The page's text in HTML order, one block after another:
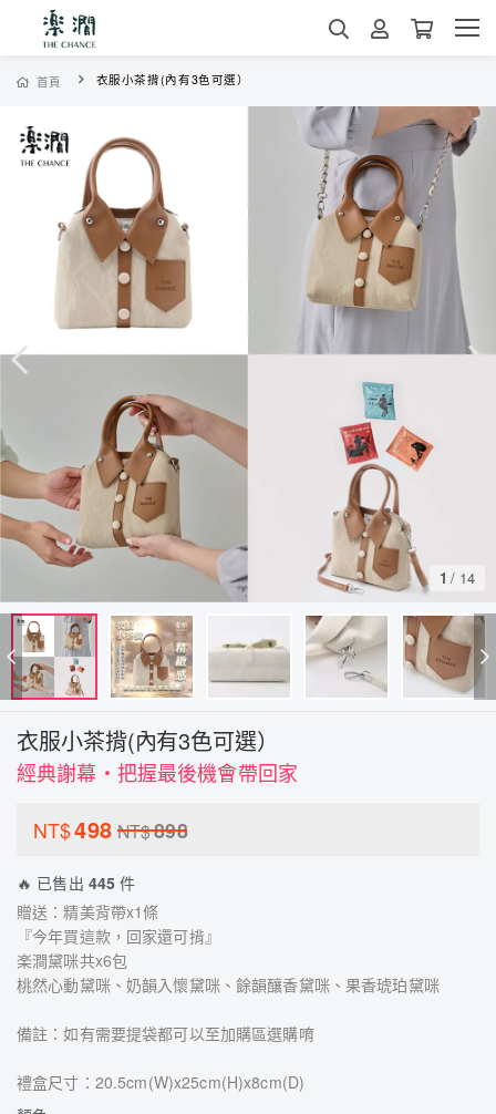
首頁 衣服小茶揹(內有3色可選）
1 / 14
衣服小茶揹(內有3色可選）
經典謝幕・把握最後機會帶回家
NT$498 NT$898
🔥 已售出 445 件
贈送：精美背帶x1條
『今年買這款，回家還可揹』
楽澗黛咪共x6包
桃然心動黛咪、奶韻入懷黛咪、餘韻釀香黛咪、果香琥珀黛咪
備註：如有需要提袋都可以至加購區選購唷
禮盒尺寸：20.5cm(W)x25cm(H)x8cm(D)